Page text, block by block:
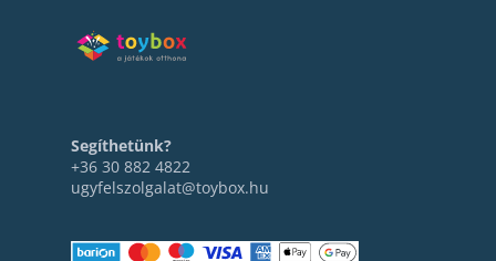
Segíthetünk?
+36 30 882 4822
ugyfelszolgalat@toybox.hu